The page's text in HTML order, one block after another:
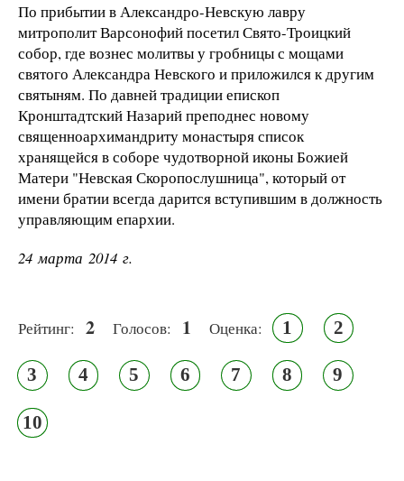
По прибытии в Александро-Невскую лавру
митрополит Варсонофий посетил Свято-Троицкий
собор, где вознес молитвы у гробницы с мощами
святого Александра Невского и приложился к другим
святыням. По давней традиции епископ
Кронштадтский Назарий преподнес новому
священноархимандриту монастыря список
хранящейся в соборе чудотворной иконы Божией
Матери "Невская Скоропослушница", который от
имени братии всегда дарится вступившим в должность
управляющим епархии.
24 марта 2014 г.
Рейтинг: 2 Голосов: 1 Оценка: 1 2
3 4 5 6 7 8 9
10